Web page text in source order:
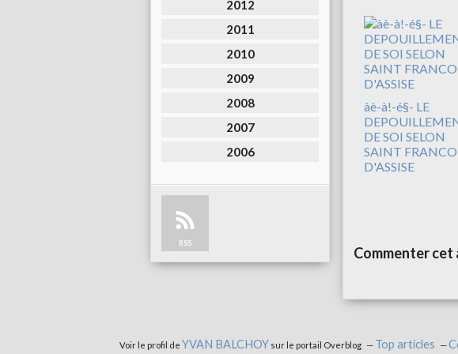
2012
2011
2010
2009
2008
2007
2006
RSS
àè-à!-é§- LE
DE SOI SELON
SAINT
D'ASSISE
Commenter
Voir le profil de YVAN BALCHOY sur le portail Overblog Top articles